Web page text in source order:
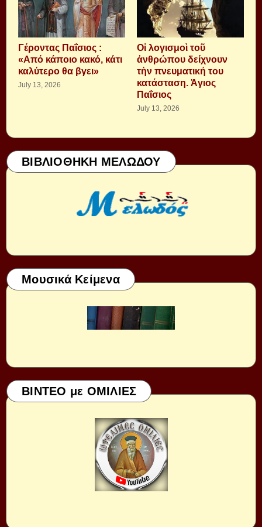
Γέροντας Παΐσιος :
«Από κάποιο κακό, κάτι
καλύτερο θα βγει»
July 13, 2026
Οἱ λογισμοὶ τοῦ
ἀνθρώπου δείχνουν
τὴν πνευματική του
κατάσταση. Ἁγιος
Παΐσιος
July 13, 2026
ΒΙΒΛΙΟΘΗΚΗ ΜΕΛΩΔΟΥ
Μουσικά Κείμενα
ΒΙΝΤΕΟ με ΟΜΙΛΙΕΣ